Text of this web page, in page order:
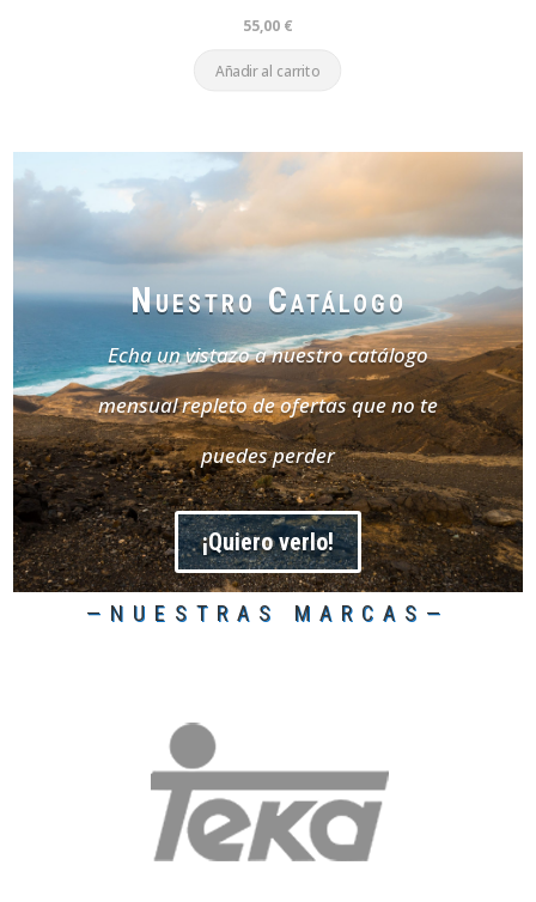
55,00 €
Añadir al carrito
Nuestro Catálogo
Echa un vistazo a nuestro catálogo
mensual repleto de ofertas que no te
puedes perder
¡Quiero verlo!
—NUESTRAS MARCAS—